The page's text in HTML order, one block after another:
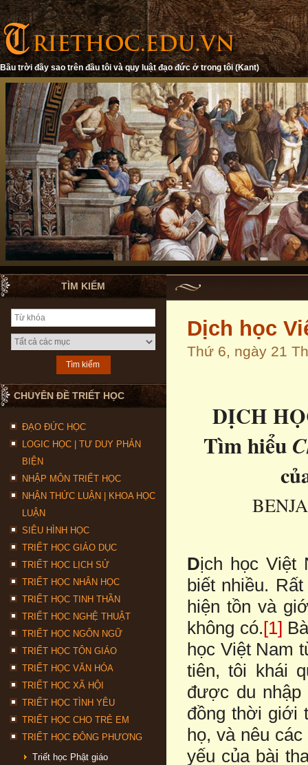
Bầu trời đầy sao trên đầu tôi và quy luật đạo đức ở trong tôi (Kant)
TÌM KIẾM
CHUYÊN ĐỀ TRIẾT HỌC
ĐẠO ĐỨC HỌC
LOGIC HỌC | TƯ DUY PHẢN
BIỆN
NHẬP MÔN TRIẾT HỌC
NHẬN THỨC LUẬN | KHOA HỌC
LUẬN
SIÊU HÌNH HỌC
TRIẾT HỌC GIÁO DỤC
TRIẾT HỌC LỊCH SỬ
TRIẾT HỌC NHÂN HỌC
TRIẾT HỌC TINH THẦN
TRIẾT HỌC NGHỆ THUẬT
TRIẾT HỌC NGÔN NGỮ
TRIẾT HỌC TÔN GIÁO
TRIẾT HỌC VĂN HÓA
TRIẾT HỌC XÃ HỘI
TRIẾT HỌC TÌNH YÊU
TRIẾT HỌC CHO TRẺ EM
TRIẾT HỌC ĐÔNG PHƯƠNG
Triết học Phật giáo
Dịch học
Thứ 6, ngày 21
DỊCH
Tìm hiểu
Dịch học Việt
biết nhiều.
hiện tồn và
không có.[1]
học Việt Nam
tiên, tôi khái
được du nhập
đồng thời giới
họ, và nêu
yếu của bài